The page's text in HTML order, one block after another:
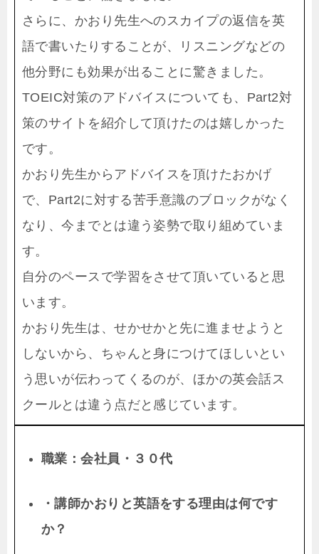
さらに、かおり先生へのスカイプの返信を英
語で書いたりすることが、リスニングなどの
他分野にも効果が出ることに驚きました。
TOEIC対策のアドバイスについても、Part2対
策のサイトを紹介して頂けたのは嬉しかった
です。
かおり先生からアドバイスを頂けたおかげ
で、Part2に対する苦手意識のブロックがなく
なり、今までとは違う姿勢で取り組めていま
す。
自分のペースで学習をさせて頂いていると思
います。
かおり先生は、せかせかと先に進ませようと
しないから、ちゃんと身につけてほしいとい
う思いが伝わってくるのが、ほかの英会話ス
クールとは違う点だと感じています。
職業：会社員・３０代
・講師かおりと英語をする理由は何です
か？